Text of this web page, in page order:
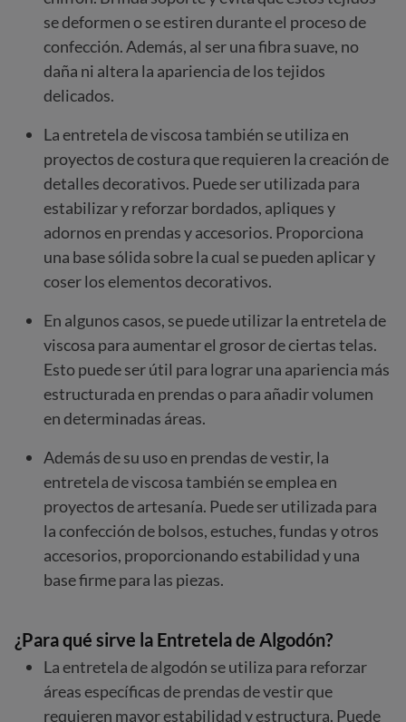
se deformen o se estiren durante el proceso de
confección. Además, al ser una fibra suave, no
daña ni altera la apariencia de los tejidos
delicados.
La entretela de viscosa también se utiliza en
proyectos de costura que requieren la creación de
detalles decorativos. Puede ser utilizada para
estabilizar y reforzar bordados, apliques y
adornos en prendas y accesorios. Proporciona
una base sólida sobre la cual se pueden aplicar y
coser los elementos decorativos.
En algunos casos, se puede utilizar la entretela de
viscosa para aumentar el grosor de ciertas telas.
Esto puede ser útil para lograr una apariencia más
estructurada en prendas o para añadir volumen
en determinadas áreas.
Además de su uso en prendas de vestir, la
entretela de viscosa también se emplea en
proyectos de artesanía. Puede ser utilizada para
la confección de bolsos, estuches, fundas y otros
accesorios, proporcionando estabilidad y una
base firme para las piezas.
¿Para qué sirve la Entretela de Algodón?
La entretela de algodón se utiliza para reforzar
áreas específicas de prendas de vestir que
requieren mayor estabilidad y estructura. Puede